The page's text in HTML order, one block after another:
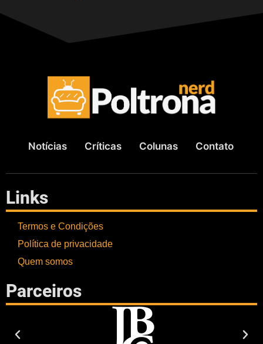
Notícias Críticas Colunas Contato
Links
Termos e Condições
Política de privacidade
Quem somos
Parceiros